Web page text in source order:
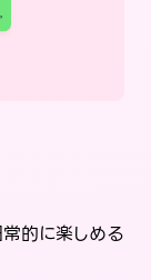
常的に楽しめる